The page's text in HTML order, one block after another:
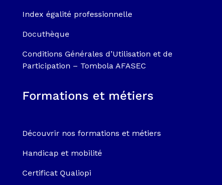
Index égalité professionnelle
Docuthèque
Conditions Générales d’Utilisation et de
Participation – Tombola AFASEC
Formations et métiers
Découvrir nos formations et métiers
Handicap et mobilité
Certificat Qualiopi